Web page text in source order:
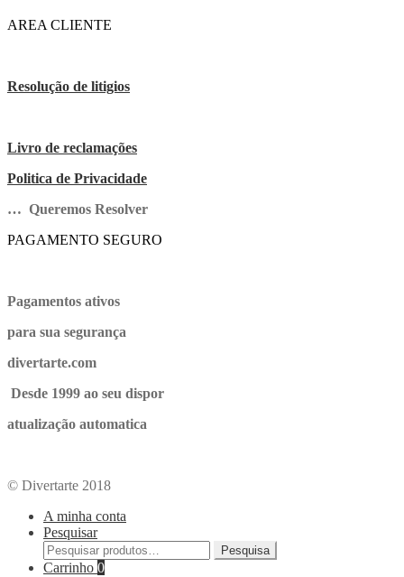
AREA CLIENTE
Resolução de litigios
Livro de reclamações
Politica de Privacidade
… Queremos Resolver
PAGAMENTO SEGURO
Pagamentos ativos
para sua segurança
divertarte.com
Desde 1999 ao seu dispor
atualização automatica
© Divertarte 2018
A minha conta
Pesquisar
Pesquisa
Carrinho 0